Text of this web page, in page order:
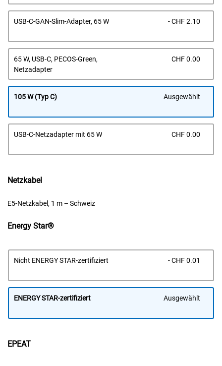
USB-C-GAN-Slim-Adapter, 65 W - CHF 2.10
65 W, USB-C, PECOS-Green,
Netzadapter
CHF 0.00
105 W (Typ C) Ausgewählt
USB-C-Netzadapter mit 65 W CHF 0.00
Netzkabel
E5-Netzkabel, 1 m – Schweiz
Energy Star®
Nicht ENERGY STAR-zertifiziert - CHF 0.01
ENERGY STAR-zertifiziert Ausgewählt
EPEAT